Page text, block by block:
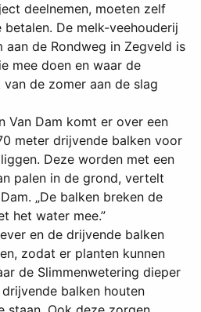
deelnemen, moeten zelf
De melk-veehouderij
aan de Rondweg in Zegveld is
mee doen en waar de
de zomer aan de slag
Van Dam komt er over een
meter drijvende balken voor
Deze worden met een
palen in de grond, vertelt
„De balken breken de
het water mee.”
en de drijvende balken
zodat er planten kunnen
de Slimmenwetering dieper
balken houten